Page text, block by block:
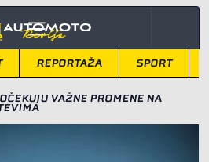
REPORTAŽA SPORT
VAŽNE PROMENE NA